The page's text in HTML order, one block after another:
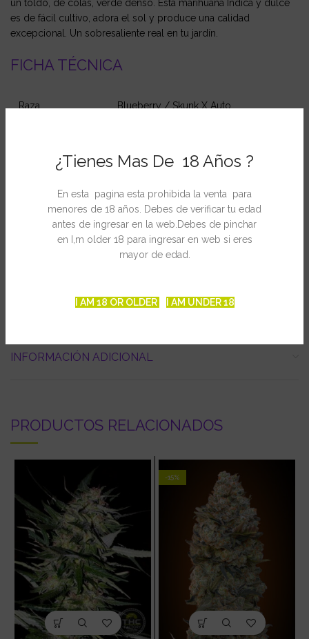
¿Tienes Mas De 18 Años ?
En esta pagina esta prohibida la venta para
menores de 18 años. Debes de verificar tu edad
antes de ingresar en la web.Debes de pinchar
en I,m older 18 para ingresar en web si eres
mayor de edad.
I AM 18 OR OLDER I AM UNDER 18
un toldo, de colas, verde denso. Esta marihuana Indica y dulce
es de fácil cultivo, adora el sol y produce una calidad
excepcional. Un sobresaliente real en tu jardín.
FICHA TÉCNICA
Raza Blueberry / Skunk X Auto
60-80 cm
10-12 %
INFORMACIÓN ADICIONAL
PRODUCTOS RELACIONADOS
-15%